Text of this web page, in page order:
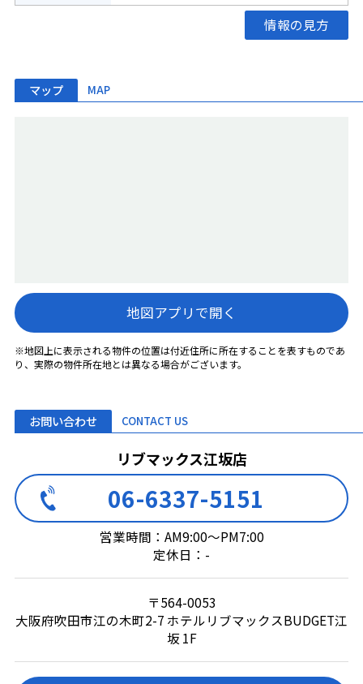
情報の見方
マップ MAP
地図アプリで開く
※地図上に表示される物件の位置は付近住所に所在することを表すものであ
り、実際の物件所在地とは異なる場合がございます。
お問い合わせ CONTACT US
リブマックス江坂店
06-6337-5151
営業時間：AM9:00～PM7:00
定休日：-
〒564-0053
大阪府吹田市江の木町2-7 ホテルリブマックスBUDGET江
坂 1F